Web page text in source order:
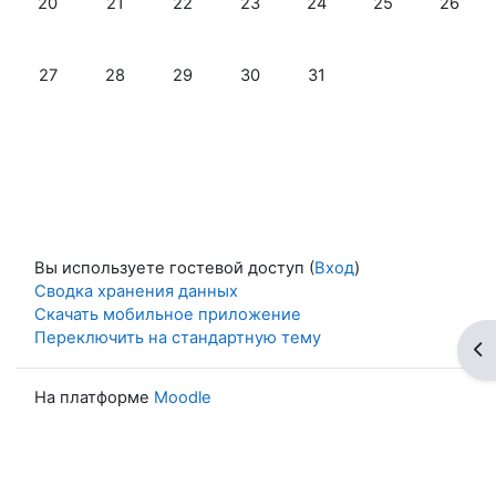
Нет событий, понедельник 27 октября
27 Нет событий, вторник 28 октября
28 Нет событий, среда 29 октября
29 Нет событий, четверг 30
30 Нет событий, пятница
31
Вы используете гостевой доступ (Вход)
Сводка хранения данных
Скачать мобильное приложение
Переключить на стандартную тему
На платформе Moodle